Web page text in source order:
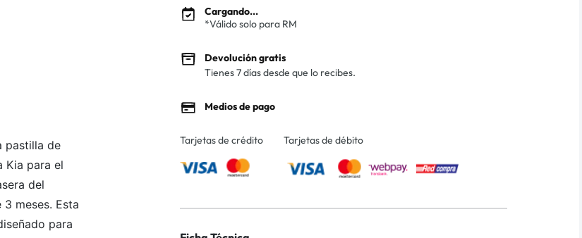
pastilla de
Kia para el
del
meses. Esta
para
Cargando...
*Válido solo para RM
Devolución gratis
Tienes 7 días desde que lo recibes.
Medios de pago
Tarjetas de crédito Tarjetas de débito